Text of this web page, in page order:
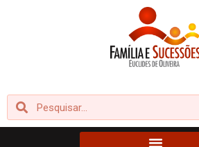
PesquisarPesquisar